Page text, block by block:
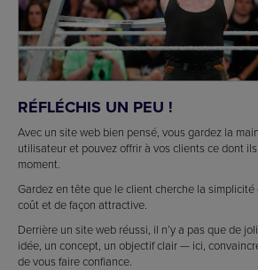
RÉFLÉCHIS UN PEU !
Avec un site web bien pensé, vous gardez la
utilisateur et pouvez offrir à vos clients ce dont
moment.
Gardez en tête que le client cherche la simplicité
coût et de façon attractive.
Derrière un site web réussi, il n’y a pas que de
idée, un concept, un objectif clair — ici,
de vous faire confiance.